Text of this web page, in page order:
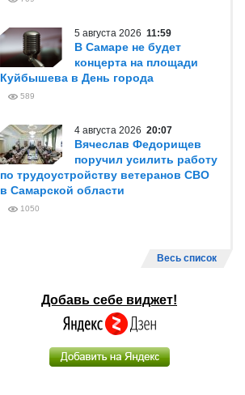
5 августа 2026 11:59
В Самаре не будет
концерта на площади
Куйбышева в День города
589
4 августа 2026 20:07
Вячеслав Федорищев
поручил усилить работу
по трудоустройству ветеранов СВО
в Самарской области
1050
Весь список
Добавь себе виджет!